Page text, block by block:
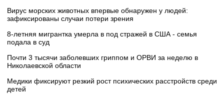
Вирус морских животных впервые обнаружен у людей:
зафиксированы случаи потери зрения
8-летняя мигрантка умерла в под стражей в США - семья
подала в суд
Почти 3 тысячи заболевших гриппом и ОРВИ за неделю в
Николаевской области
Медики фиксируют резкий рост психических расстройств среди
детей